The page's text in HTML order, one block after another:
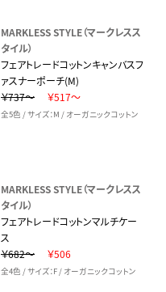
MARKLESS STYLE（マークレスス
タイル）
フェアトレードコットンキャンバスフ
ァスナーポーチ(M)
￥737～
￥517～
全5色 / サイズ：M / オーガニックコットン
MARKLESS STYLE（マークレスス
タイル）
フェアトレードコットンマルチケー
ス
￥682～
￥506
全4色 / サイズ：F / オーガニックコットン